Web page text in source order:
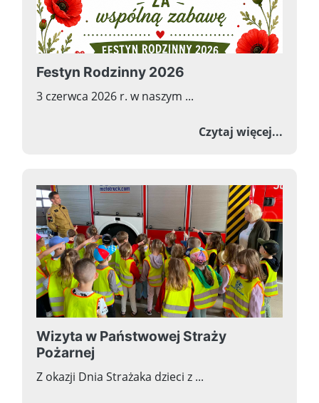
Festyn Rodzinny 2026
3 czerwca 2026 r. w naszym ...
Czytaj więcej...o
Wizyta w Państwowej Straży
Pożarnej
Z okazji Dnia Strażaka dzieci z ...